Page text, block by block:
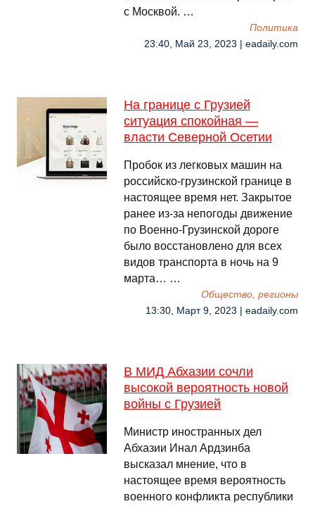
с Москвой. …
Политика
23:40, Май 23, 2023 | eadaily.com
На границе с Грузией
ситуация спокойная —
власти Северной Осетии
Пробок из легковых машин на
российско-грузинской границе в
настоящее время нет. Закрытое
ранее из-за непогоды движение
по Военно-Грузинской дороге
было восстановлено для всех
видов транспорта в ночь на 9
марта… …
Общество, регионы
13:30, Март 9, 2023 | eadaily.com
В МИД Абхазии сочли
высокой вероятность новой
войны с Грузией
Министр иностранных дел
Абхазии Инал Ардзинба
высказал мнение, что в
настоящее время вероятность
военного конфликта республики